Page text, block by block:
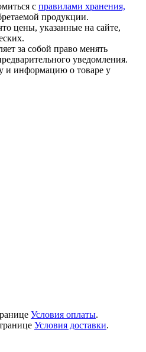
с правилами хранения,
продукции.
цены, указанные на сайте,
за собой право менять
уведомления.
и информацию о товаре у
Условия оплаты.
Условия доставки.